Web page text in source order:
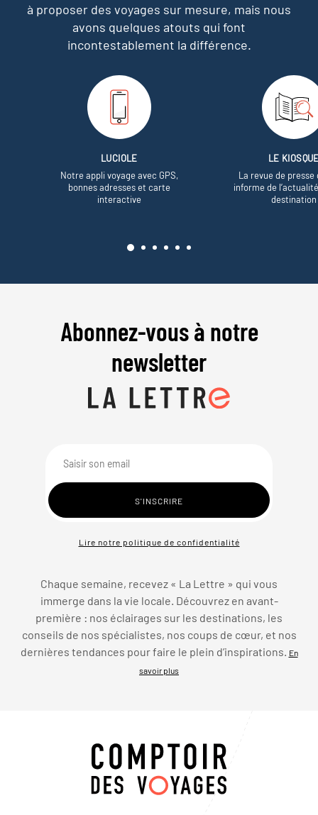
à proposer des voyages sur mesure, mais nous
avons quelques atouts qui font
incontestablement la différence.
LUCIOLE
Notre appli voyage avec GPS,
bonnes adresses et carte
interactive
LE
La revue de presse
informe de
destination
Abonnez-vous à notre
newsletter
Lire notre politique de confidentialité
Chaque semaine, recevez « La Lettre » qui vous
immerge dans la vie locale. Découvrez en avant-
première : nos éclairages sur les destinations, les
conseils de nos spécialistes, nos coups de cœur, et nos
dernières tendances pour faire le plein d’inspirations.
En
savoir plus